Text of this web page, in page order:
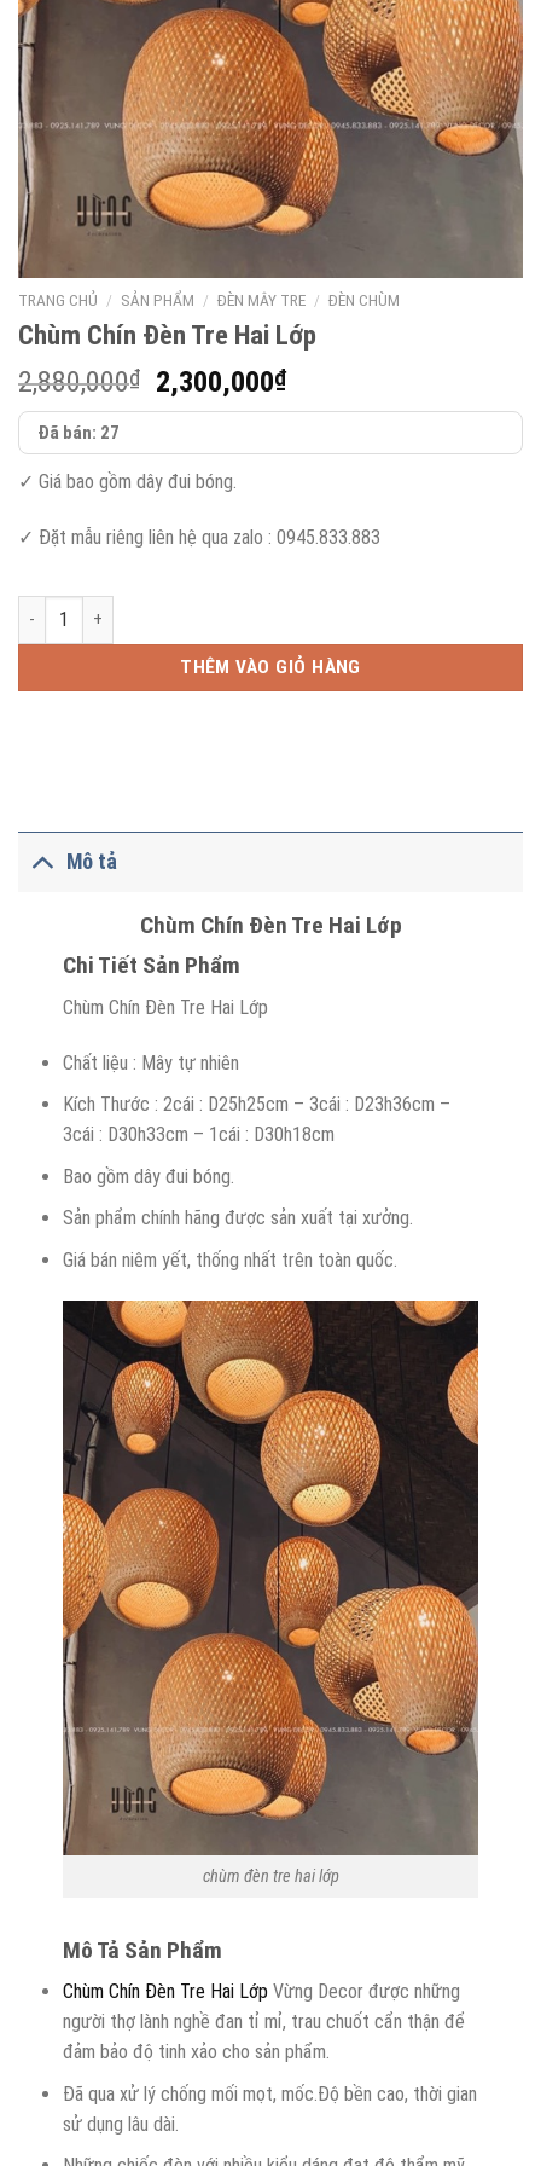
TRANG CHỦ / SẢN PHẨM / ĐÈN MÂY TRE / ĐÈN CHÙM
Chùm Chín Đèn Tre Hai Lớp
2,880,000₫
Giá
gốc
2,880,000₫.
2,300,000₫Giá
hiện
Đã bán: 27
✓ Giá bao gồm dây đui bóng.
✓ Đặt mẫu riêng liên hệ qua zalo : 0945.833.883
Chùm Chín Đèn Tre Hai Lớp số lượng
THÊM VÀO GIỎ HÀNG
Mô tả
Chùm Chín Đèn Tre Hai Lớp
Chi Tiết Sản Phẩm
Chùm Chín Đèn Tre Hai Lớp
Chất liệu : Mây tự nhiên
Kích Thước : 2cái : D25h25cm – 3cái : D23h36cm –
3cái : D30h33cm – 1cái : D30h18cm
Bao gồm dây đui bóng.
Sản phẩm chính hãng được sản xuất tại xưởng.
Giá bán niêm yết, thống nhất trên toàn quốc.
chùm đèn tre hai lớp
Mô Tả Sản Phẩm
Chùm Chín Đèn Tre Hai LớpVừng Decor được những
người thợ lành nghề đan tỉ mỉ, trau chuốt cẩn thận để
đảm bảo độ tinh xảo cho sản phẩm.
Đã qua xử lý chống mối mọt, mốc.Độ bền cao, thời gian
sử dụng lâu dài.